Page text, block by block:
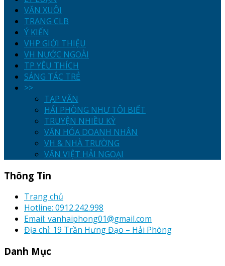
VĂN XUÔI
TRANG CLB
Ý KIẾN
VHP GIỚI THIỆU
VH NƯỚC NGOÀI
TP YÊU THÍCH
SÁNG TÁC TRẺ
>>
TẠP VĂN
HẢI PHÒNG NHƯ TÔI BIẾT
TRUYỆN NHIỀU KỲ
VĂN HÓA DOANH NHÂN
VH & NHÀ TRƯỜNG
VĂN VIỆT HẢI NGOẠI
Thông Tin
Trang chủ
Hotline: 0912.242.998
Email: vanhaiphong01@gmail.com
Địa chỉ: 19 Trần Hưng Đạo – Hải Phòng
Danh Mục